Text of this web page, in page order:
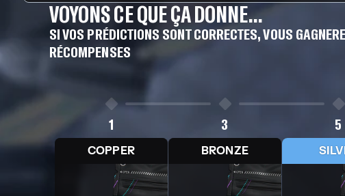
VOYONS CE QUE ÇA DONNE...
SI VOS PRÉDICTIONS SONT CORRECTES, VOUS
RÉCOMPENSES
1
COPPER
3
BRONZE
5